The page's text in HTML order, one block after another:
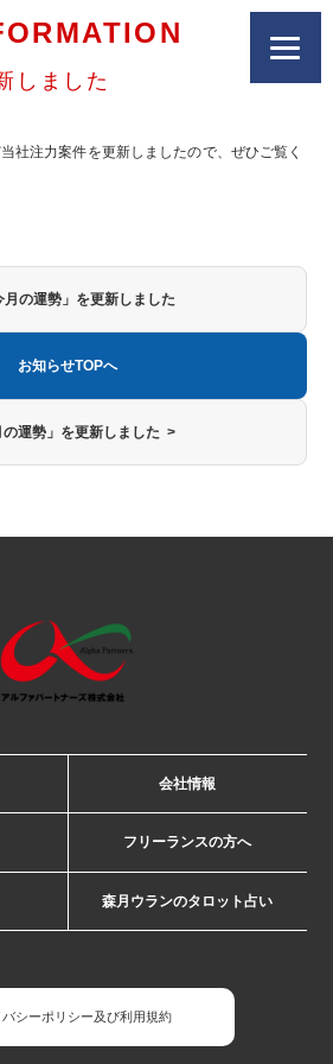
しました
社注力案件を更新しましたので、ぜひご覧く
の運勢」を更新しました
お知らせTOPへ
の運勢」を更新しました >
会社情報
フリーランスの方へ
森月ウランのタロット占い
バシーポリシー及び利用規約